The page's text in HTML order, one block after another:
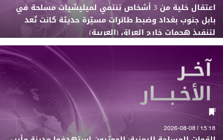
اعتقال خلية من 3 أشخاص تنتمي لميليشيات مسلحة في
بابل جنوب بغداد وضبط طائرات مسيّرة حديثة كانت تُعد
لتنفيذ هجمات خارج العراق (العربية)
15:18 | 2026-08-08